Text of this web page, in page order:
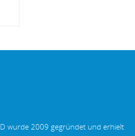
wurde 2009 gegründet und erhielt